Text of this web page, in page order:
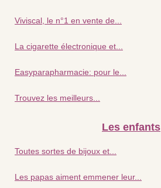
Viviscal, le n°1 en vente de...
La cigarette électronique et...
Easyparapharmacie: pour le...
Trouvez les meilleurs...
Les enfants
Toutes sortes de bijoux et...
Les papas aiment emmener leur...